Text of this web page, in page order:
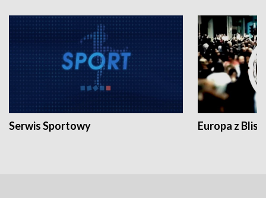
Serwis Sportowy Europa z